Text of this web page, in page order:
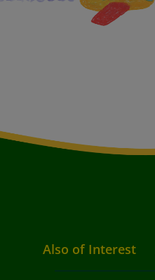
Also of Interest